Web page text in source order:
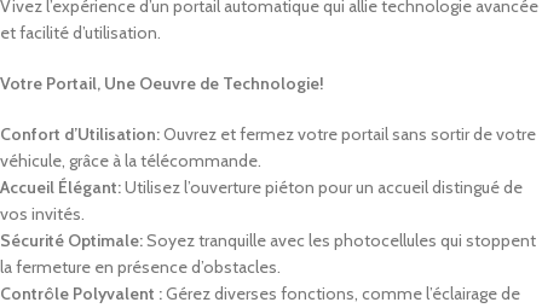
Vivez l’expérience d’un portail automatique qui allie technologie avancée
et facilité d’utilisation.
Votre Portail, Une Oeuvre de Technologie!
Confort d’Utilisation:Ouvrez et fermez votre portail sans sortir de votre
véhicule, grâce à la télécommande.
Accueil Élégant:Utilisez l’ouverture piéton pour un accueil distingué de
vos invités.
Sécurité Optimale:Soyez tranquille avec les photocellules qui stoppent
la fermeture en présence d’obstacles.
Contrôle Polyvalent :Gérez diverses fonctions, comme l’éclairage de